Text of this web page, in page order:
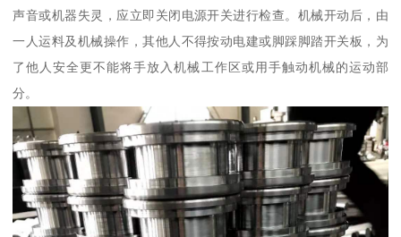
声音或机器失灵，应立即关闭电源开关进行检查。机械开动后，由
一人运料及机械操作，其他人不得按动电建或脚踩脚踏开关板，为
了他人安全更不能将手放入机械工作区或用手触动机械的运动部
分。